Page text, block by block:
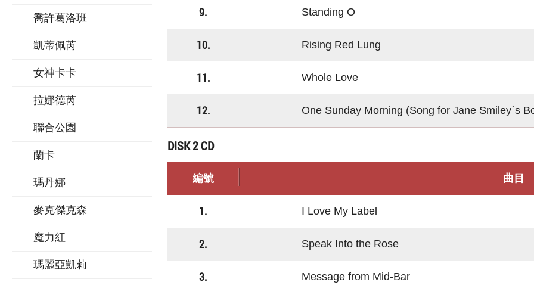
喬許葛洛班
凱蒂佩芮
女神卡卡
拉娜德芮
聯合公園
蘭卡
瑪丹娜
麥克傑克森
魔力紅
瑪麗亞凱莉
9. Standing O
10. Rising Red Lung
11. Whole Love
12. One Sunday Morning (Song for Jane Smiley`s
DISK 2 CD
編號 曲目
1. I Love My Label
2. Speak Into the Rose
3. Message from Mid-Bar